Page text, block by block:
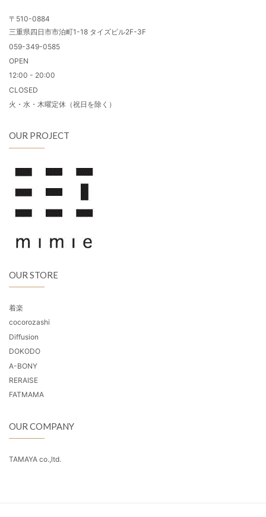
〒510-0884
三重県四日市市泊町1-18 タイズビル2F-3F
059-349-0585
OPEN
12:00 - 20:00
CLOSED
火・水・木曜定休（祝日を除く）
OUR PROJECT
OUR STORE
着楽
cocorozashi
Diffusion
DOKODO
A-BONY
RERAISE
FATMAMA
OUR COMPANY
TAMAYA co.,ltd.